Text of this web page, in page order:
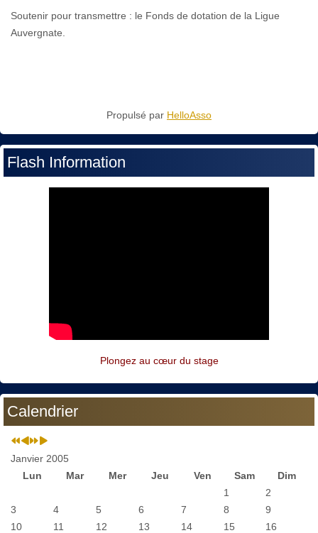
Soutenir pour transmettre : le Fonds de dotation de la Ligue
Auvergnate.
Propulsé par HelloAsso
Flash Information
Plongez au cœur du stage
Calendrier
Janvier 2005
Lun
Mar Mer Jeu Ven Sam
Dim
1
2
3
4 5 6 7 8
9
10
11 12 13 14 15
16